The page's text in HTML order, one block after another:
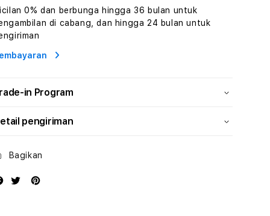
Wisata
Tunisia
Profesional
Wisata
Tunisia
0% dan berbunga hingga 36 bulan untuk
di cabang, dan hingga 24 bulan untuk
in Program
pengiriman
Bagikan